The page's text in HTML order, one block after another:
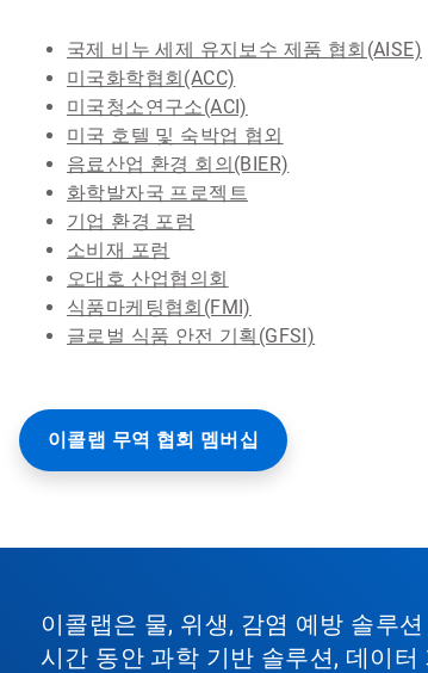
국제 비누 세제 유지보수 제품 협회(AISE)
미국화학협회(ACC)
미국청소연구소(ACI)
미국 호텔 및 숙박업 협외
음료산업 환경 회의(BIER)
화학발자국 프로젝트
기업 환경 포럼
소비재 포럼
오대호 산업협의회
식품마케팅협회(FMI)
글로벌 식품 안전 기획(GFSI)
이콜랩 무역 협회 멤버십
이콜랩은 물, 위생, 감염 예방 솔루
시간 동안 과학 기반 솔루션, 데이